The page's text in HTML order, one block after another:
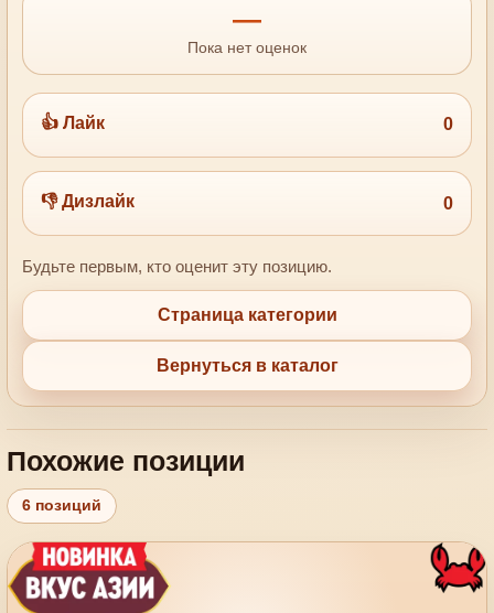
—
Пока нет оценок
👍 Лайк 0
👎 Дизлайк 0
Будьте первым, кто оценит эту позицию.
Страница категории
Вернуться в каталог
Похожие позиции
6 позиций